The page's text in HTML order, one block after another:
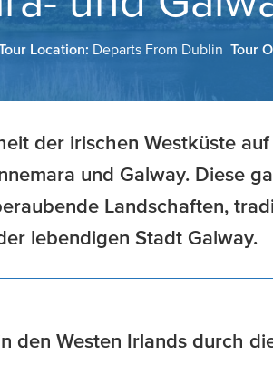
Location: Departs From Dublin Tour
der irischen Westküste
und Galway. Diese
Landschaften,
lebendigen Stadt Galway.
den Westen Irlands durch